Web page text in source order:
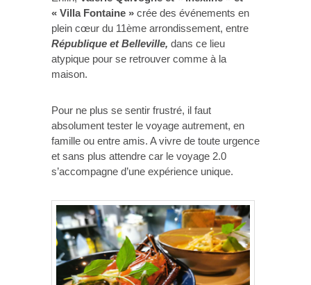
« Villa Fontaine » crée des événements en
plein cœur du 11ème arrondissement, entre
République et Belleville, dans ce lieu
atypique pour se retrouver comme à la
maison.
Pour ne plus se sentir frustré, il faut
absolument tester le voyage autrement, en
famille ou entre amis. A vivre de toute urgence
et sans plus attendre car le voyage 2.0
s’accompagne d’une expérience unique.